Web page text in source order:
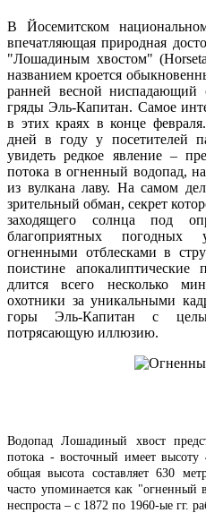
В Йосемитском
впечатляющая природная
"Лошадиным хвостом"
названием кроется
ранней весной ниспадающий
гряды Эль-Капитан. Самое
в этих краях в конце
дней в году у посетителей
увидеть редкое явление –
потока в огненный водопад,
из вулкана лаву. На самом
зрительный обман, секрет
заходящего солнца под
благоприятных погодных
огненными отблесками в
поистине
длится всего несколько
охотники за уникальными
горы Эль-Капитан с
потрясающую иллюзию.
Водопад Лошадиный хвост
потока - восточный имеет
общая высота составляет 630
часто упоминается как "огненный
неспроста – с 1872 по 1960-ые гг.